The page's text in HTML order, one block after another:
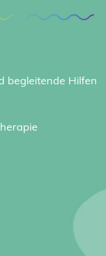
begleitende Hilfen